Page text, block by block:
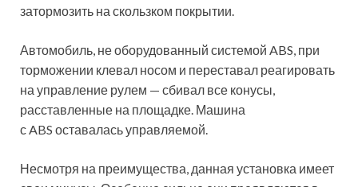
затормозить на скользком покрытии.
Автомобиль, не оборудованный системой ABS, при
торможении клевал носом и переставал реагировать
на управление рулем — сбивал все конусы,
расставленные на площадке. Машина
с ABS оставалась управляемой.
Несмотря на преимущества, данная установка имеет